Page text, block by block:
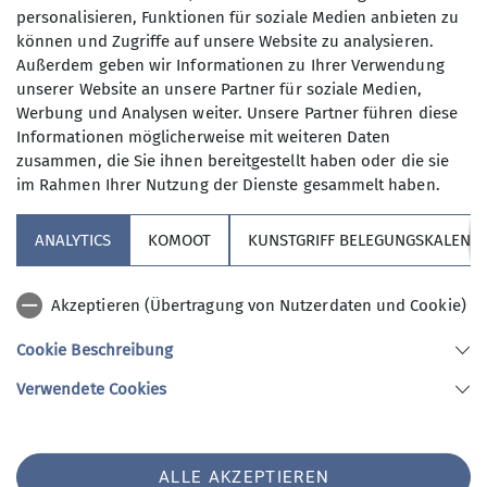
Tipps für die Teilnehmer.
Von Mai bis Oktober gehen wir in der
Fränkischen- oder Hersbrucker
Schweiz gemeinsam selbstständig
klettern. Zur Bildung von
Fahrgemeinschaften treffen wir uns
Dienstag abends und sonntags zur
vereinbarten Zeit am Bahnhof in
Altdorf.
Wer Interesse hat, sollte sich bei
Altdorfer-Kletterer anmelden, dann
Abfahrtszeit mitgeteilt.
Ab Oktober
Außerdem werden Wochenend-
15€ für Sektionsmitglieder
Maximale Teilnehmeranzahl
6
Sektion
Hermangasse 1
personalisieren, Funktionen für soziale Medien anbieten zu
können und Zugriffe auf unsere Website zu analysieren.
Außerdem geben wir Informationen zu Ihrer Verwendung
unserer Website an unsere Partner für soziale Medien,
Werbung und Analysen weiter. Unsere Partner führen diese
Informationen möglicherweise mit weiteren Daten
zusammen, die Sie ihnen bereitgestellt haben oder die sie
im Rahmen Ihrer Nutzung der Dienste gesammelt haben.
ANALYTICS KOMOOT KUNSTGRIFF
Akzeptieren (Übertragung von Nutzerdaten und Cookie)
Cookie Beschreibung
Verwendete Cookies
ALLE AKZEPTIEREN